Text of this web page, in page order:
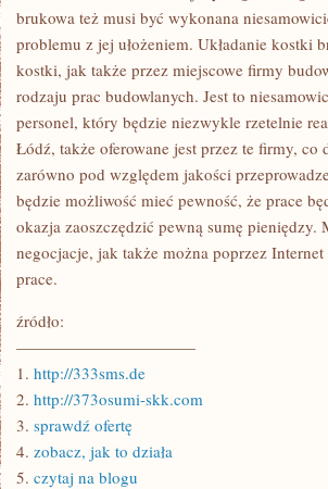
brukowa też musi być wykonana
problemu z jej ułożeniem. Układanie kostki
kostki, jak także przez miejscowe firmy
rodzaju prac budowlanych. Jest to
personel, który będzie niezwykle rzetelnie
Łódź, także oferowane jest przez te firmy,
zarówno pod względem jakości
będzie możliwość mieć pewność, że prace
okazja zaoszczędzić pewną sumę
negocjacje, jak także można poprzez
prace.
źródło:
———————————
1. http://333sms.de
2. http://373osumi-skk.com
3. sprawdź ofertę
4. zobacz, jak to działa
5. czytaj na blogu